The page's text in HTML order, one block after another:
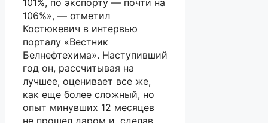
101%, по экспорту — почти на
106%», — отметил
Костюкевич в интервью
порталу «Вестник
Белнефтехима». Наступивший
год он, рассчитывая на
лучшее, оценивает все же,
как еще более сложный, но
опыт минувших 12 месяцев